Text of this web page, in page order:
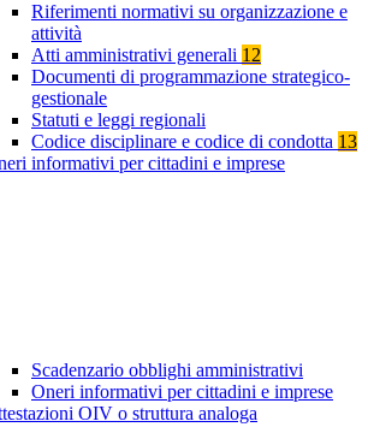
Riferimenti normativi su organizzazione e
attività
Atti amministrativi generali 12
Documenti di programmazione strategico-
gestionale
Statuti e leggi regionali
Codice disciplinare e codice di condotta 13
informativi per cittadini e imprese
Scadenzario obblighi amministrativi
Oneri informativi per cittadini e imprese
OIV o struttura analoga